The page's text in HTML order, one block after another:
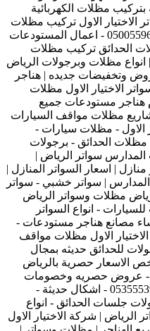
مظلات الكهربائية
الاول تركيب مظلات
مواقف سيارات بالرياض - 0500559613 - اعمال المستودعات
الحدائق تركيب مظلات
انواع مظلات وبرجولات الرياض
وتخفيضات جديده | هناجر
الاختيار الاول مظلات
هناجر مستودعات جميع
مظلات مواقف السيارات
الاول - مظلات سيارات -
مظلات الحدائق - برجولات
سواتر الرياض |
منازل | اسعار السواتر المنازل |
| سواتر خشبي - سواتر
مظلات وسواتر الرياض
- انواع السواتر
مصانع هناجر مستودعات -
الاول مظلات مواقف
للحدائق حديثه بمجال
الاسعار حصرية بالرياض
- عروض حصريه وخصومات
جديد للمظلات والسواتر - 0535553929 - اشكال حديثة -
جلسات الحدائق - انواع
الرياض | شركة الاختيار الاول